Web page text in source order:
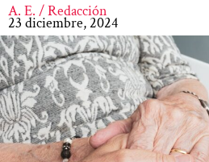
A. E. / Redacción
23 diciembre, 2024